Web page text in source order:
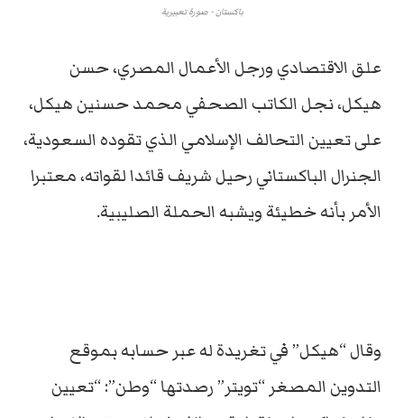
باكستان - صورة تعبيرية
علق الاقتصادي ورجل الأعمال المصري، حسن
هيكل، نجل الكاتب الصحفي محمد حسنين هيكل،
على تعيين التحالف الإسلامي الذي تقوده السعودية،
الجنرال الباكستاني رحيل شريف قائدا لقواته، معتبرا
الأمر بأنه خطيئة ويشبه الحملة الصليبية.
وقال “هيكل” في تغريدة له عبر حسابه بموقع
التدوين المصغر “تويتر” رصدتها “وطن”: “تعيين